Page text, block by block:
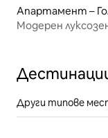
Апартамент –
Модерен
Други типове